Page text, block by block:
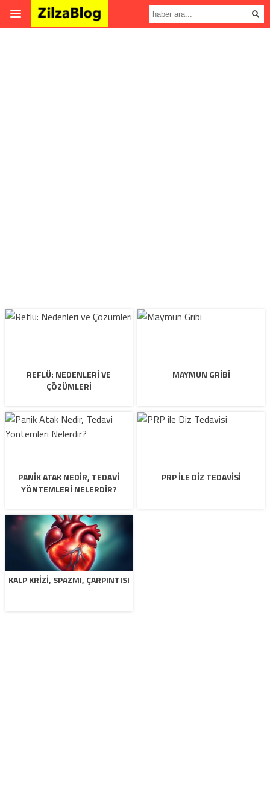
REFLÜ: NEDENLERI VE
ÇÖZÜMLERI
MAYMUN GRIBI
PANIK ATAK NEDIR, TEDAVI
YÖNTEMLERI NELERDIR?
PRP ILE DIZ TEDAVISI
KALP KRIZI, SPAZMI, ÇARPINTISI